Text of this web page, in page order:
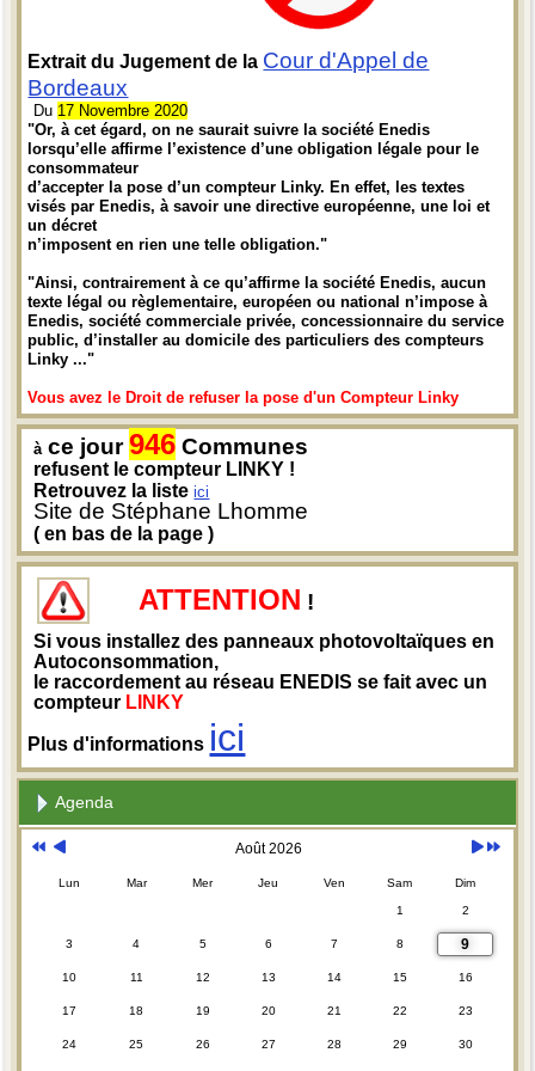
Extrait du Jugement de la Cour d'Appel de
Bordeaux
Du 17 Novembre 2020
"Or, à cet égard, on ne saurait suivre la société Enedis
lorsqu’elle affirme l’existence d’une obligation légale pour le
consommateur
d’accepter la pose d’un compteur Linky. En effet, les textes
visés par Enedis, à savoir une directive européenne, une loi et
un décret
n’imposent en rien une telle obligation."
"Ainsi, contrairement à ce qu’affirme la société Enedis, aucun
texte légal ou règlementaire, européen ou national n’impose à
Enedis, société commerciale privée, concessionnaire du service
public, d’installer au domicile des particuliers des compteurs
Linky ..."
Vous avez le Droit de refuser la pose d'un Compteur Linky
à ce jour946 Communes
refusent le compteur LINKY !
Retrouvez la listeici
Site de Stéphane Lhomme
( en bas de la page )
ATTENTION !
Si vous installez des panneaux photovoltaïques en
Autoconsommation,
le raccordement au réseau ENEDIS se fait avec un
compteur LINKY
Plus d'informations ici
Agenda
Août 2026
Lun Mar Mer Jeu Ven Sam Dim
1 2
3 4 5 6 7 8 9
10 11 12 13 14 15 16
17 18 19 20 21 22 23
24 25 26 27 28 29 30